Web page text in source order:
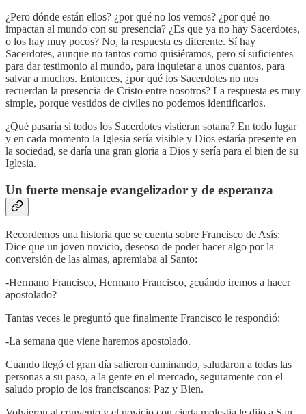
¿Pero dónde están ellos? ¿por qué no los vemos? ¿por qué no
impactan al mundo con su presencia? ¿Es que ya no hay Sacerdotes,
o los hay muy pocos? No, la respuesta es diferente. Sí hay
Sacerdotes, aunque no tantos como quisiéramos, pero sí suficientes
para dar testimonio al mundo, para inquietar a unos cuantos, para
salvar a muchos. Entonces, ¿por qué los Sacerdotes no nos
recuerdan la presencia de Cristo entre nosotros? La respuesta es muy
simple, porque vestidos de civiles no podemos identificarlos.
¿Qué pasaría si todos los Sacerdotes vistieran sotana? En todo lugar
y en cada momento la Iglesia sería visible y Dios estaría presente en
la sociedad, se daría una gran gloria a Dios y sería para el bien de su
Iglesia.
Un fuerte mensaje evangelizador y de esperanza
Recordemos una historia que se cuenta sobre Francisco de Asís:
Dice que un joven novicio, deseoso de poder hacer algo por la
conversión de las almas, apremiaba al Santo:
-Hermano Francisco, Hermano Francisco, ¿cuándo iremos a hacer
apostolado?
Tantas veces le preguntó que finalmente Francisco le respondió:
-La semana que viene haremos apostolado.
Cuando llegó el gran día salieron caminando, saludaron a todas las
personas a su paso, a la gente en el mercado, seguramente con el
saludo propio de los franciscanos: Paz y Bien.